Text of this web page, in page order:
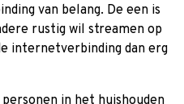
van belang. De een is
rustig wil streamen op
internetverbinding dan erg
in het huishouden